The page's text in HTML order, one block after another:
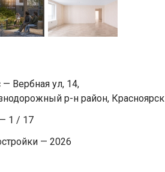
Вербная ул, 14,
р-н район, Красноярск
1 / 17
— 2026